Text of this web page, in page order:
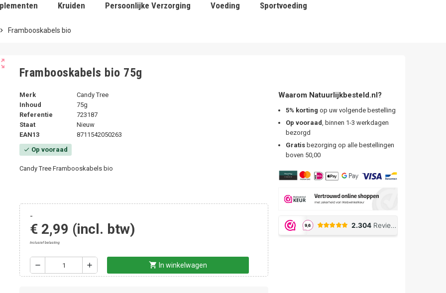
Kruiden Persoonlijke Verzorging Voeding Sportvoeding
chevron_right Frambooskabels bio
Frambooskabels bio 75g
Merk
Candy Tree
Inhoud
75g
Referentie
723187
Staat
Nieuw
EAN13
8711542050263
check Op vooraad
Candy Tree Frambooskabels bio
-
€ 2,99 (incl. btw)
Inclusief belasting
remove add shopping_cart In winkelwagen
Waarom Natuurlijkbesteld.nl?
5% korting op uw volgende bestelling
Op vooraad, binnen 1-3 werkdagen
bezorgd
Gratisbezorging op alle bestellingen
boven 50,00